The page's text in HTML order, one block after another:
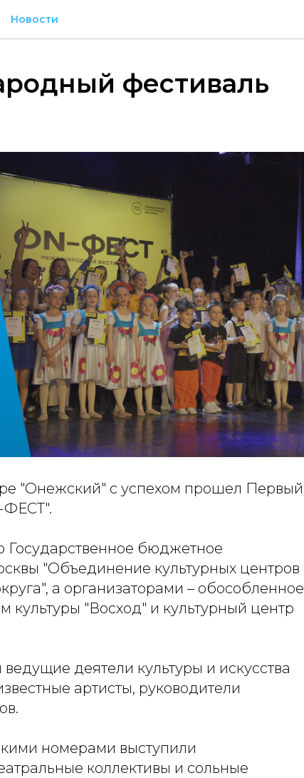
Новости
фестиваль
"Онежский" с успехом прошел Первый
ФЕСТ".
Государственное бюджетное
"Объединение культурных центров
а организаторами – обособленное
культуры "Восход" и культурный центр
деятели культуры и искусства
артисты, руководители
номерами выступили
коллективы и сольные